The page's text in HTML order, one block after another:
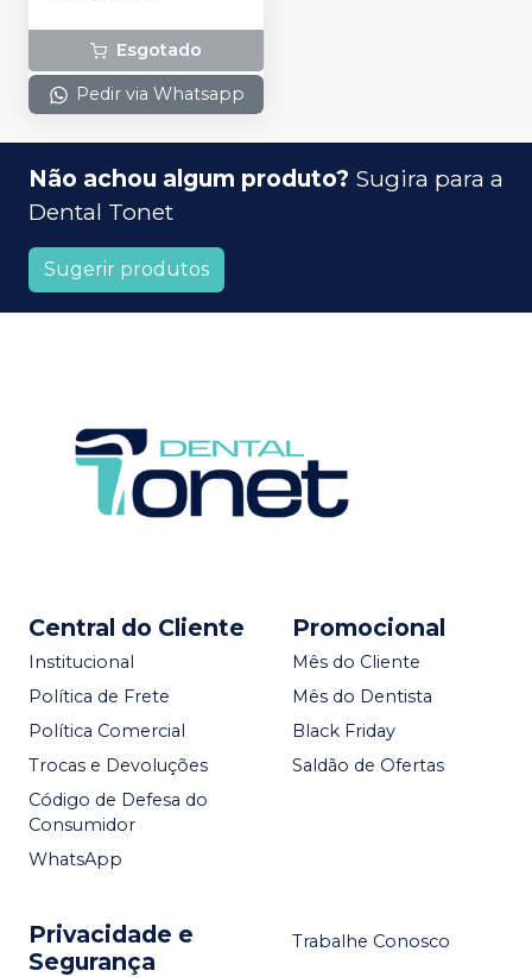
Esgotado
Pedir via Whatsapp
Não achou algum produto? Sugira para a
Dental Tonet
Sugerir produtos
Central do Cliente
Institucional
Política de Frete
Política Comercial
Trocas e Devoluções
Código de Defesa do
Consumidor
WhatsApp
Promocional
Mês do Cliente
Mês do Dentista
Black Friday
Saldão de Ofertas
Privacidade e
Segurança
Trabalhe Conosco